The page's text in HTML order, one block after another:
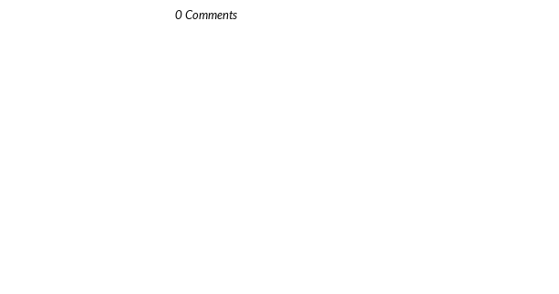
0 Comments